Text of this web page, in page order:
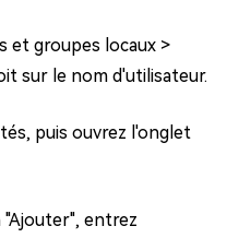
et groupes locaux >
sur le nom d'utilisateur.
puis ouvrez l'onglet
"Ajouter", entrez